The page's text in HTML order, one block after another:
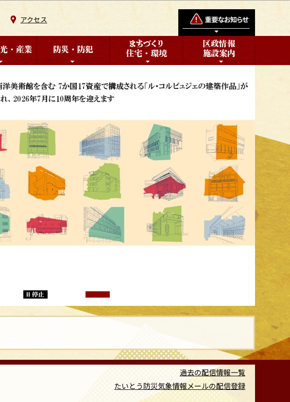
アクセス
1枚目の画像2枚目の画像 6枚目の画像7枚目の画
過去の配信情報一覧
たいとう防災気象情報メールの配信登録